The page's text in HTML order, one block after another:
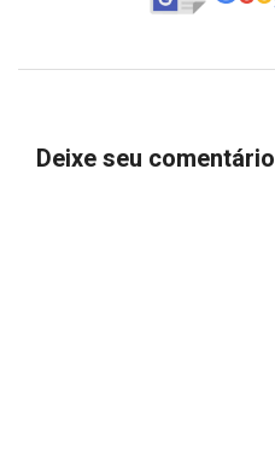
Deixe seu comentário